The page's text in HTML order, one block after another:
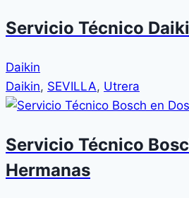
Servicio Técnico
Daikin
Daikin, SEVILLA, Utrera
Servicio Técnico
Hermanas